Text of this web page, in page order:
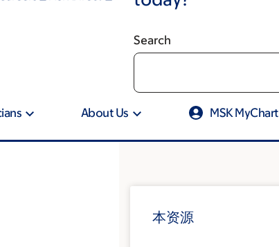
Search
About Us MSK MyChart
本资源